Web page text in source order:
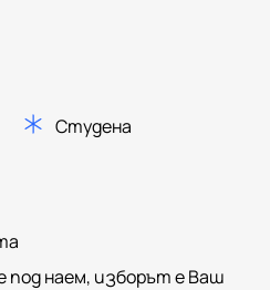
Студена
под наем, изборът е Ваш